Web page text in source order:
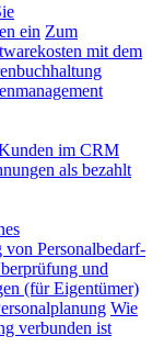
ein Zum
mit dem
im CRM
als bezahlt
von Personalbedarf-
und
(für Eigentümer)
Wie
verbunden ist